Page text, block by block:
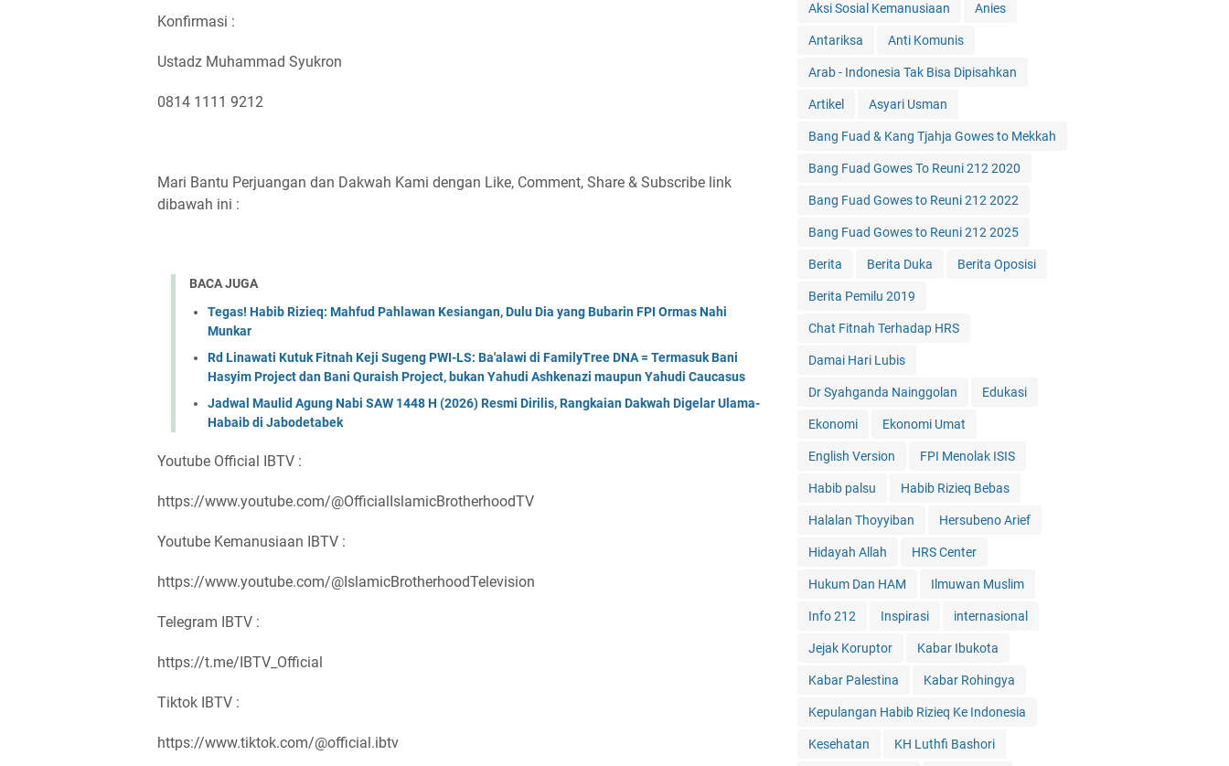
Konfirmasi :
Ustadz Muhammad Syukron
0814 1111 9212
Mari Bantu Perjuangan dan Dakwah Kami dengan Like, Comment, Share & Subscribe link
dibawah ini :
BACA JUGA
Tegas! Habib Rizieq: Mahfud Pahlawan Kesiangan, Dulu Dia yang Bubarin FPI Ormas Nahi
Munkar
Rd Linawati Kutuk Fitnah Keji Sugeng PWI-LS: Ba'alawi di FamilyTree DNA = Termasuk Bani
Hasyim Project dan Bani Quraish Project, bukan Yahudi Ashkenazi maupun Yahudi Caucasus
Jadwal Maulid Agung Nabi SAW 1448 H (2026) Resmi Dirilis, Rangkaian Dakwah Digelar Ulama-
Habaib di Jabodetabek
Youtube Official IBTV :
https://www.youtube.com/@OfficialIslamicBrotherhoodTV
Youtube Kemanusiaan IBTV :
https://www.youtube.com/@IslamicBrotherhoodTelevision
Telegram IBTV :
https://t.me/IBTV_Official
Tiktok IBTV :
https://www.tiktok.com/@official.ibtv
Aksi Sosial Kemanusiaan Anies
Antariksa Anti Komunis
Arab - Indonesia Tak Bisa Dipisahkan
Artikel Asyari Usman
Bang Fuad & Kang Tjahja Gowes to Mekkah
Bang Fuad Gowes To Reuni 212 2020
Bang Fuad Gowes to Reuni 212 2022
Bang Fuad Gowes to Reuni 212 2025
Berita Berita Duka Berita Oposisi
Berita Pemilu 2019
Chat Fitnah Terhadap HRS
Damai Hari Lubis
Dr Syahganda Nainggolan Edukasi
Ekonomi Ekonomi Umat
English Version FPI Menolak ISIS
Habib palsu Habib Rizieq Bebas
Halalan Thoyyiban Hersubeno Arief
Hidayah Allah HRS Center
Hukum Dan HAM Ilmuwan Muslim
Info 212 Inspirasi internasional
Jejak Koruptor Kabar Ibukota
Kabar Palestina Kabar Rohingya
Kepulangan Habib Rizieq Ke Indonesia
Kesehatan KH Luthfi Bashori